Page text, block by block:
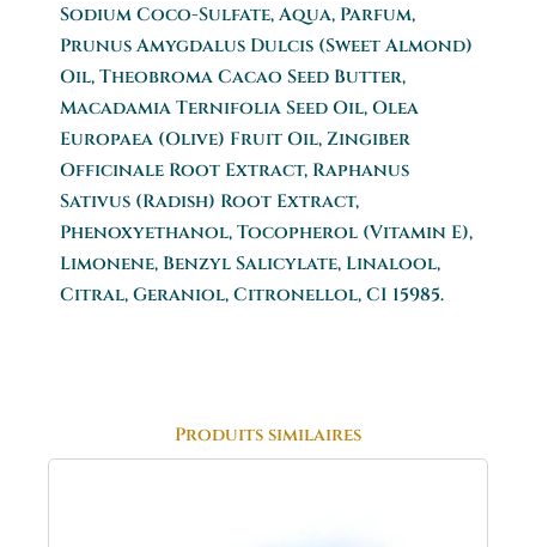
Sodium Coco-Sulfate, Aqua, Parfum,
Prunus Amygdalus Dulcis (Sweet Almond)
Oil, Theobroma Cacao Seed Butter,
Macadamia Ternifolia Seed Oil, Olea
Europaea (Olive) Fruit Oil, Zingiber
Officinale Root Extract, Raphanus
Sativus (Radish) Root Extract,
Phenoxyethanol, Tocopherol (Vitamin E),
Limonene, Benzyl Salicylate, Linalool,
Citral, Geraniol, Citronellol, CI 15985.
Produits similaires